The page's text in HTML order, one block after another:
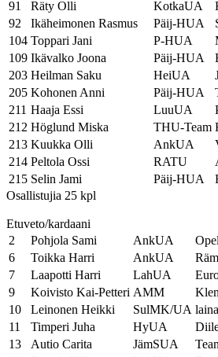
91 Räty Olli KotkaUA
92
Ikäheimonen Rasmus Päij-HUA
104 Toppari Jani P-HUA
109 Ikävalko Joona Päij-HUA
203 Heilman Saku HeiUA
205 Kohonen Anni Päij-HUA
211 Haaja Essi LuuUA
212 Höglund Miska THU-Team
213 Kuukka Olli AnkUA
214 Peltola Ossi RATU
215 Selin Jami Päij-HUA
Osallistujia 25 kpl
Etuveto/kardaani
2
Pohjola Sami AnkUA
Opel
6
Toikka Harri AnkUA
7
Laapotti Harri LahUA
9
Koivisto Kai-Petteri AMM
10
Leinonen Heikki SulMK/UA
11
Timperi Juha HyUA
13
Autio Carita JämSUA